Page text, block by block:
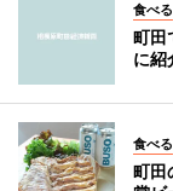
食べる
町田
に紹
食べる
町田